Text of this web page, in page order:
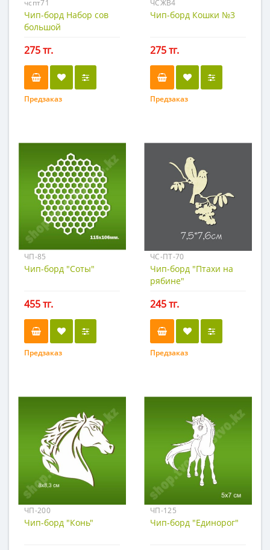
чспт71
Чип-борд Набор сов
большой
275 тг.
Предзаказ
ЧСЖВ4
Чип-борд Кошки №3
275 тг.
Предзаказ
ЧП-85
Чип-борд "Соты"
455 тг.
Предзаказ
ЧС-ПТ-70
Чип-борд "Птахи на
рябине"
245 тг.
Предзаказ
ЧП-200
Чип-борд "Конь"
ЧП-125
Чип-борд "Единорог"